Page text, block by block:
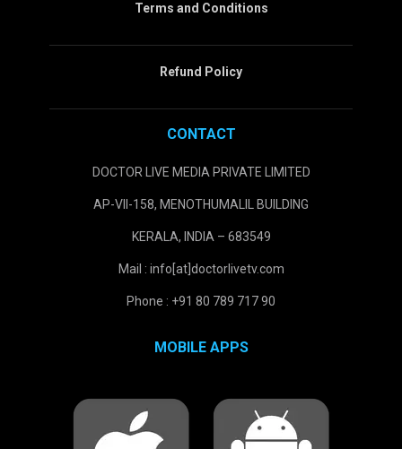
Terms and Conditions
Refund Policy
CONTACT
DOCTOR LIVE MEDIA PRIVATE LIMITED
AP-VII-158, MENOTHUMALIL BUILDING
KERALA, INDIA – 683549
Mail : info[at]doctorlivetv.com
Phone : +91 80 789 717 90
MOBILE APPS